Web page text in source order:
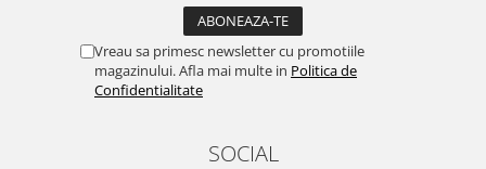
Vreau sa primesc newsletter cu promotiile
magazinului. Afla mai multe in Politica de
Confidentialitate
SOCIAL